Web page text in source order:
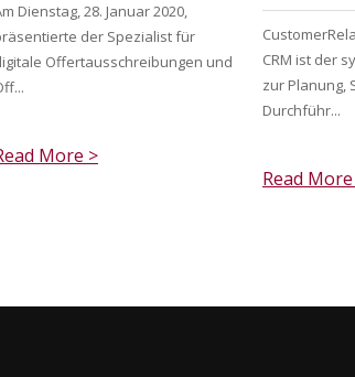
Dienstag, 28. Januar 2020,
der Spezialist für
Offertausschreibungen und
More >
CRM ist der
zur Planung,
Durchführ...
Read